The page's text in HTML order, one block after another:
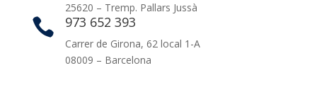
25620 – Tremp. Pallars Jussà
 973 652 393
Carrer de Girona, 62 local 1-A
08009 – Barcelona